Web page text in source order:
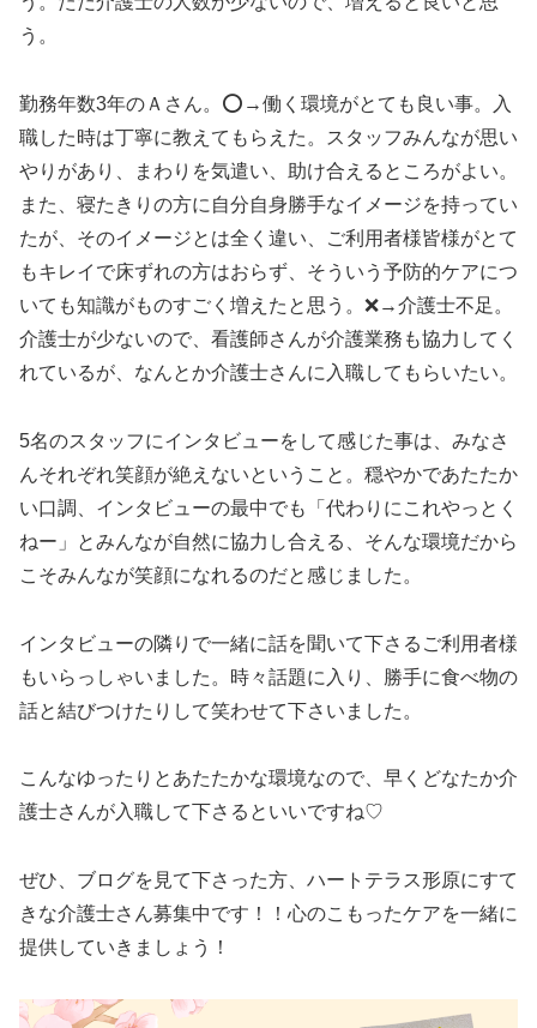
う。
勤務年数3年のＡさん。⭕️→働く環境がとても良い事。入
職した時は丁寧に教えてもらえた。スタッフみんなが思い
やりがあり、まわりを気遣い、助け合えるところがよい。
また、寝たきりの方に自分自身勝手なイメージを持ってい
たが、そのイメージとは全く違い、ご利用者様皆様がとて
もキレイで床ずれの方はおらず、そういう予防的ケアにつ
いても知識がものすごく増えたと思う。❌→介護士不足。
介護士が少ないので、看護師さんが介護業務も協力してく
れているが、なんとか介護士さんに入職してもらいたい。
5名のスタッフにインタビューをして感じた事は、みなさ
んそれぞれ笑顔が絶えないということ。穏やかであたたか
い口調、インタビューの最中でも「代わりにこれやっとく
ねー」とみんなが自然に協力し合える、そんな環境だから
こそみんなが笑顔になれるのだと感じました。
インタビューの隣りで一緒に話を聞いて下さるご利用者様
もいらっしゃいました。時々話題に入り、勝手に食べ物の
話と結びつけたりして笑わせて下さいました。
こんなゆったりとあたたかな環境なので、早くどなたか介
護士さんが入職して下さるといいですね♡
ぜひ、ブログを見て下さった方、ハートテラス形原にすて
きな介護士さん募集中です！！心のこもったケアを一緒に
提供していきましょう！